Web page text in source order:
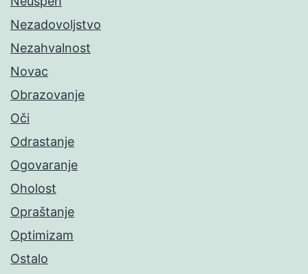
Nezadovoljstvo
Nezahvalnost
Novac
Obrazovanje
Oči
Odrastanje
Ogovaranje
Oholost
Opraštanje
Optimizam
Ostalo